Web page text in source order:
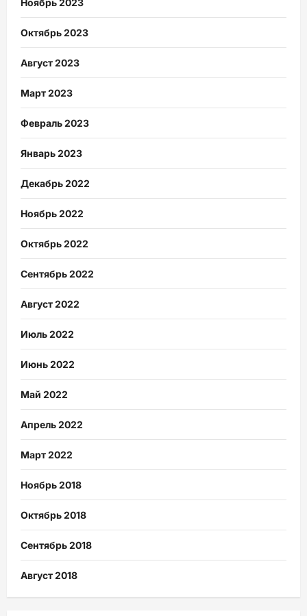
Ноябрь 2023
Октябрь 2023
Август 2023
Март 2023
Февраль 2023
Январь 2023
Декабрь 2022
Ноябрь 2022
Октябрь 2022
Сентябрь 2022
Август 2022
Июль 2022
Июнь 2022
Май 2022
Апрель 2022
Март 2022
Ноябрь 2018
Октябрь 2018
Сентябрь 2018
Август 2018